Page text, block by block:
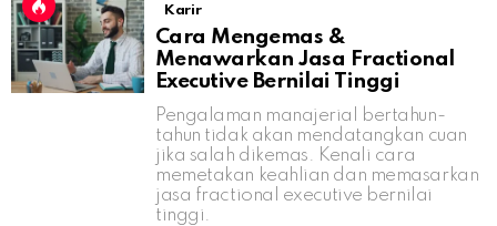
Karir
Cara Mengemas &
Menawarkan Jasa Fractional
Executive Bernilai Tinggi
Pengalaman manajerial bertahun-
tahun tidak akan mendatangkan cuan
jika salah dikemas. Kenali cara
memetakan keahlian dan memasarkan
jasa fractional executive bernilai
tinggi.